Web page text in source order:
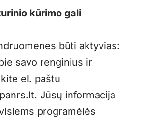
kūrimo gali
būti aktyvias:
savo renginius ir
el. paštu
. Jūsų informacija
programėlės